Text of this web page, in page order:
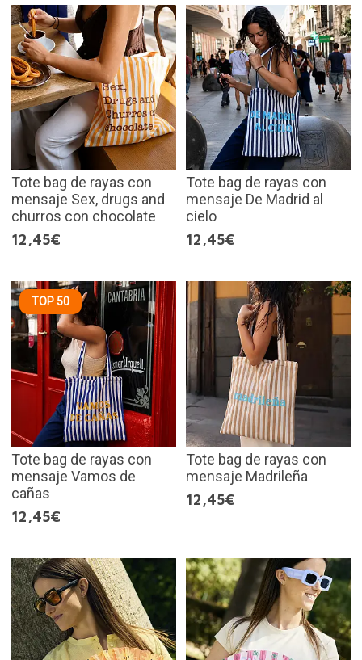
Tote bag de rayas con
mensaje Sex, drugs and
churros con chocolate
12,45€
Tote bag de rayas con
mensaje De Madrid al
cielo
12,45€
TOP 50
Tote bag de rayas con
mensaje Vamos de
cañas
12,45€
Tote bag de rayas con
mensaje Madrileña
12,45€